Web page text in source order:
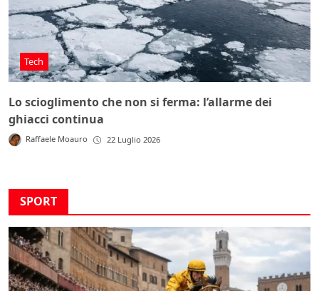
Tech
Lo scioglimento che non si ferma: l’allarme dei
ghiacci continua
Raffaele Moauro 22 Luglio 2026
SPORT